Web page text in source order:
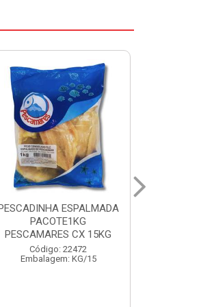
FILE DE PANGA PREMIUM
PACOTE 1KG CAIXA 10KG
Código: 20021
Embalagem: KG/10